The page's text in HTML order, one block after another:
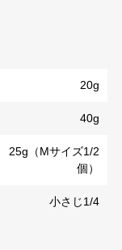
20g
40g
25g（Mサイズ1/2
個）
小さじ1/4